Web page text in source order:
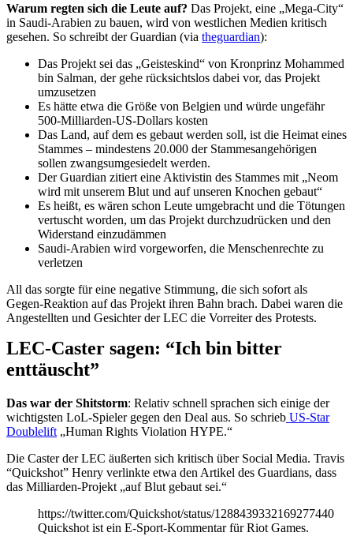
Warum regten sich die Leute auf? Das Projekt, eine „Mega-City“
in Saudi-Arabien zu bauen, wird von westlichen Medien kritisch
gesehen. So schreibt der Guardian (via theguardian):
Das Projekt sei das „Geisteskind“ von Kronprinz Mohammed
bin Salman, der gehe rücksichtslos dabei vor, das Projekt
umzusetzen
Es hätte etwa die Größe von Belgien und würde ungefähr
500-Milliarden-US-Dollars kosten
Das Land, auf dem es gebaut werden soll, ist die Heimat eines
Stammes – mindestens 20.000 der Stammesangehörigen
sollen zwangsumgesiedelt werden.
Der Guardian zitiert eine Aktivistin des Stammes mit „Neom
wird mit unserem Blut und auf unseren Knochen gebaut“
Es heißt, es wären schon Leute umgebracht und die Tötungen
vertuscht worden, um das Projekt durchzudrücken und den
Widerstand einzudämmen
Saudi-Arabien wird vorgeworfen, die Menschenrechte zu
verletzen
All das sorgte für eine negative Stimmung, die sich sofort als
Gegen-Reaktion auf das Projekt ihren Bahn brach. Dabei waren die
Angestellten und Gesichter der LEC die Vorreiter des Protests.
LEC-Caster sagen: “Ich bin bitter
enttäuscht”
Das war der Shitstorm: Relativ schnell sprachen sich einige der
wichtigsten LoL-Spieler gegen den Deal aus. So schrieb US-Star
Doublelift „Human Rights Violation HYPE.“
Die Caster der LEC äußerten sich kritisch über Social Media. Travis
“Quickshot” Henry verlinkte etwa den Artikel des Guardians, dass
das Milliarden-Projekt „auf Blut gebaut sei.“
https://twitter.com/Quickshot/status/1288439332169277440
Quickshot ist ein E-Sport-Kommentar für Riot Games.